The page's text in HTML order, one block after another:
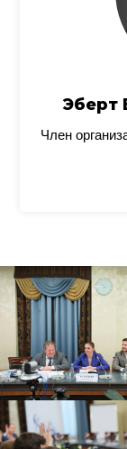
Эберт
Член